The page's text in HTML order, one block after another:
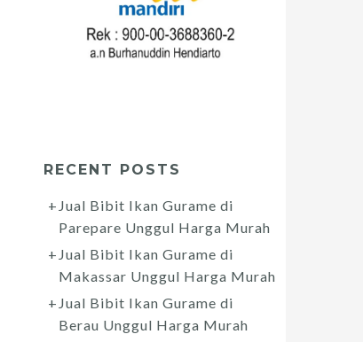
RECENT POSTS
Jual Bibit Ikan Gurame di
Parepare Unggul Harga Murah
Jual Bibit Ikan Gurame di
Makassar Unggul Harga Murah
Jual Bibit Ikan Gurame di
Berau Unggul Harga Murah